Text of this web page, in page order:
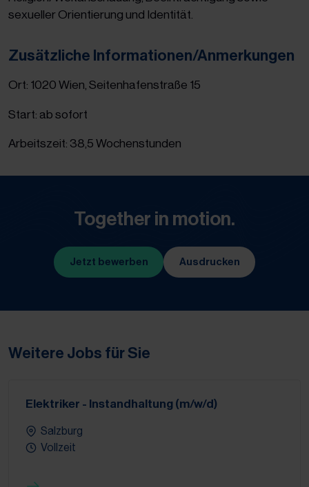
sexueller Orientierung und Identität.
Zusätzliche Informationen/Anmerkungen
Ort: 1020 Wien, Seitenhafenstraße 15
Start: ab sofort
Arbeitszeit: 38,5 Wochenstunden
Together in motion.
Jetzt bewerben
(Öffnet in neuem Tab) Ausdrucken
Weitere Jobs für Sie
Elektriker - Instandhaltung (m/w/d)
Salzburg
Vollzeit